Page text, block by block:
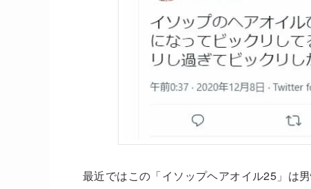
最近ではこの「イソップヘアオイル25」は